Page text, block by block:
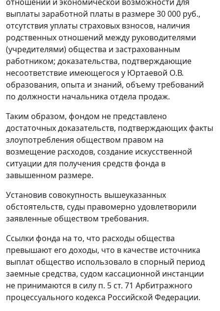
выплаты заработной платы в размере 30 000 руб.,
отсутствия уплаты страховых взносов, наличия
родственных отношений между руководителями
(учредителями) общества и застрахованным
работником; доказательства, подтверждающие
несоответствие имеющегося у Юртаевой О.В.
образования, опыта и знаний, объему требований
по должности начальника отдела продаж.
Таким образом, фондом не представлено
достаточных доказательств, подтверждающих факты
злоупотребления обществом правом на
возмещение расходов, создание искусственной
ситуации для получения средств фонда в
завышенном размере.
Установив совокупность вышеуказанных
обстоятельств, суды правомерно удовлетворили
заявленные обществом требования.
Ссылки фонда на то, что расходы общества
превышают его доходы, что в качестве источника
выплат общество использовало в спорный период
заемные средства, судом кассационной инстанции
не принимаются в силу п. 5 ст. 71 Арбитражного
процессуального кодекса Российской Федерации.